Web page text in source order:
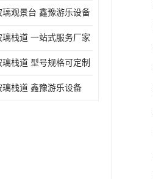
璃观景台 鑫豫游乐设备
璃栈道 一站式服务厂家
璃栈道 型号规格可定制
璃栈道 鑫豫游乐设备